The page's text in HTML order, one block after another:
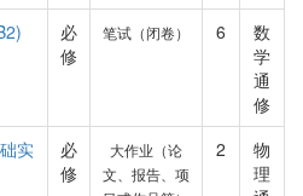
必
修
笔试（闭卷） 6
数
学
通
修
实
必
修
大作业（论
文、报告、项
2
物
理